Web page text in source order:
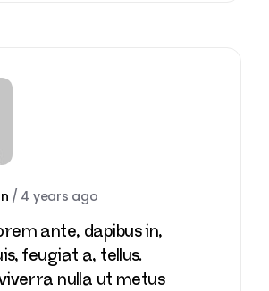
/ 4 years ago
ante, dapibus in,
feugiat a, tellus.
nulla ut metus